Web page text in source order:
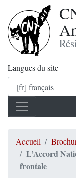
Langues du site
Accueil
L’Accord
frontale